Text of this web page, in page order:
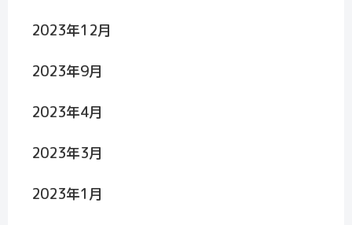
2023年12月
2023年9月
2023年4月
2023年3月
2023年1月